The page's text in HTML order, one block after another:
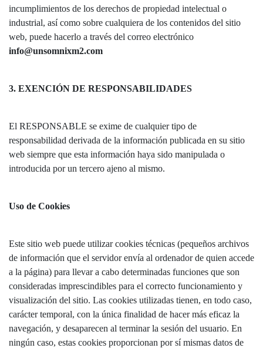
incumplimientos de los derechos de propiedad intelectual o
industrial, así como sobre cualquiera de los contenidos del sitio
web, puede hacerlo a través del correo electrónico
info@unsomnixm2.com
3. EXENCIÓN DE RESPONSABILIDADES
El RESPONSABLE se exime de cualquier tipo de
responsabilidad derivada de la información publicada en su sitio
web siempre que esta información haya sido manipulada o
introducida por un tercero ajeno al mismo.
Uso de Cookies
Este sitio web puede utilizar cookies técnicas (pequeños archivos
de información que el servidor envía al ordenador de quien accede
a la página) para llevar a cabo determinadas funciones que son
consideradas imprescindibles para el correcto funcionamiento y
visualización del sitio. Las cookies utilizadas tienen, en todo caso,
carácter temporal, con la única finalidad de hacer más eficaz la
navegación, y desaparecen al terminar la sesión del usuario. En
ningún caso, estas cookies proporcionan por sí mismas datos de